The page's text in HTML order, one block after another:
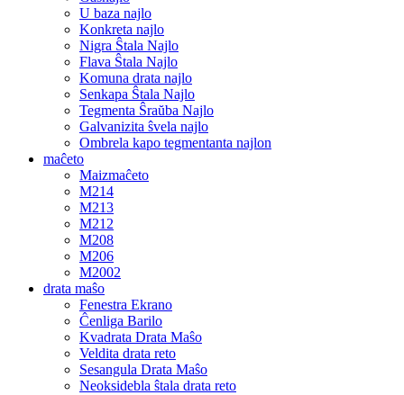
U baza najlo
Konkreta najlo
Nigra Ŝtala Najlo
Flava Ŝtala Najlo
Komuna drata najlo
Senkapa Ŝtala Najlo
Tegmenta Ŝraŭba Najlo
Galvanizita ŝvela najlo
Ombrela kapo tegmentanta najlon
maĉeto
Maizmaĉeto
M214
M213
M212
M208
M206
M2002
drata maŝo
Fenestra Ekrano
Ĉenliga Barilo
Kvadrata Drata Maŝo
Veldita drata reto
Sesangula Drata Maŝo
Neoksidebla ŝtala drata reto